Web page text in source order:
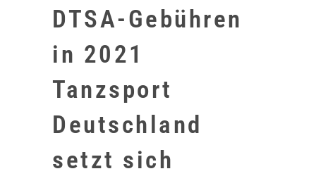
DTSA-Gebühren
in 2021
Tanzsport
Deutschland
setzt sich